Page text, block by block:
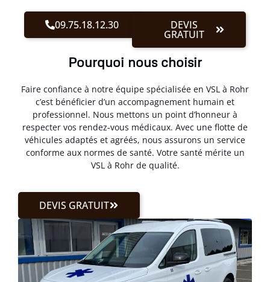
09.75.18.12.30 DEVIS
GRATUIT
Pourquoi nous choisir
Faire confiance à notre équipe spécialisée en VSL à Rohr
c’est bénéficier d’un accompagnement humain et
professionnel. Nous mettons un point d’honneur à
respecter vos rendez-vous médicaux. Avec une flotte de
véhicules adaptés et agréés, nous assurons un service
conforme aux normes de santé. Votre santé mérite un
VSL à Rohr de qualité.
DEVIS GRATUIT